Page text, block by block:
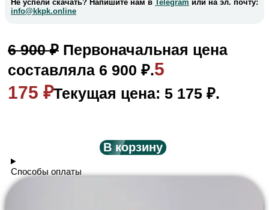
Не успели скачать? Напишите нам в Telegram или на эл. почту:
info@kkpk.online
6 900₽ Первоначальная цена
составляла 6 900 ₽.5
175 ₽Текущая цена: 5 175 ₽.
В корзину
Способы оплаты